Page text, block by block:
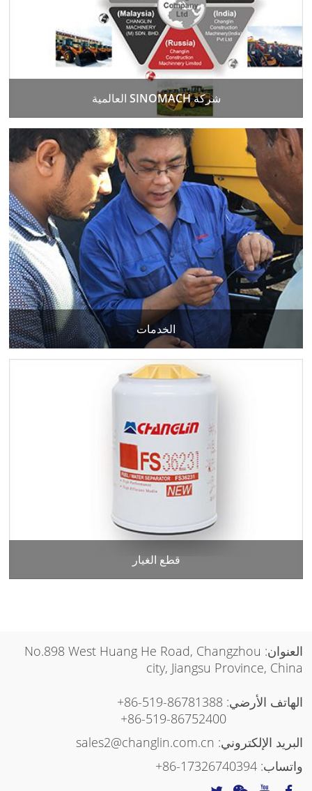
شركة SINOMACH العالمية
الخدمات
قطع الغيار
العنوان: No.898 West Huang He Road, Changzhou
city, Jiangsu Province, China
الهاتف الأرضي:+86-519-86781388
+86-519-86752400
البريد الإلكتروني: sales2@changlin.com.cn
واتساب:+86-17326740394